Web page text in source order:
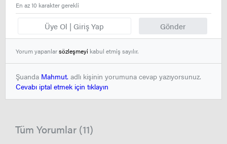
Üye Ol | Giriş Yap Gönder
En az 10 karakter gerekli
Yorum yapanlarsözleşmeyi kabul etmiş sayılır.
Şuanda Mahmut. adlı kişinin yorumuna cevap yazıyorsunuz.
Cevabı iptal etmek için tıklayın
Tüm Yorumlar (11)